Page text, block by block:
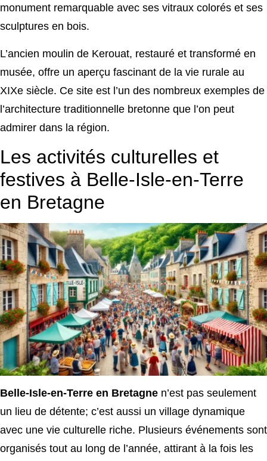
monument remarquable avec ses vitraux colorés et ses
sculptures en bois.
L’ancien moulin de Kerouat, restauré et transformé en
musée, offre un aperçu fascinant de la vie rurale au
XIXe siècle. Ce site est l’un des nombreux exemples de
l’architecture traditionnelle bretonne que l’on peut
admirer dans la région.
Les activités culturelles et
festives à Belle-Isle-en-Terre
en Bretagne
Belle-Isle-en-Terre en Bretagne n’est pas seulement
un lieu de détente; c’est aussi un village dynamique
avec une vie culturelle riche. Plusieurs événements sont
organisés tout au long de l’année, attirant à la fois les